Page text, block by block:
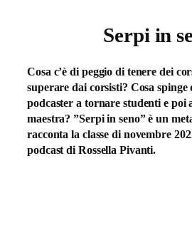
Serpi in
Cosa c’è di peggio di tenere dei
superare dai corsisti? Cosa
podcaster a tornare studenti e poi
maestra? ”Serpi in seno” è un
racconta la classe di novembre
podcast di Rossella Pivanti.